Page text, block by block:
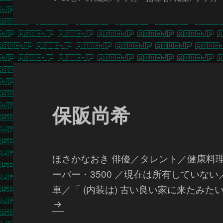
保阪尚希
ほさかなおき 俳優／タレント／健康料
ーバー・3500 ／現在は所有していな
車／「 (内装は) 古い良い家に来たみ